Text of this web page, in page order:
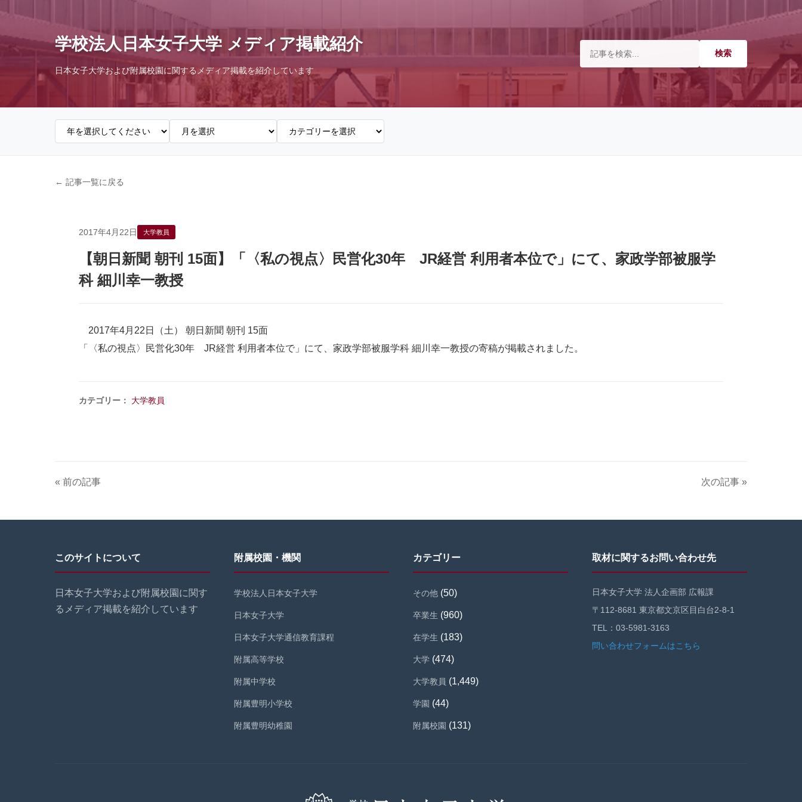
学校法人日本女子大学 メディア掲載紹介
日本女子大学および附属校園に関するメディア掲載を紹介しています
← 記事一覧に戻る
2017年4月22日 大学教員
【朝日新聞 朝刊 15面】「〈私の視点〉民営化30年 JR経営 利用者本位で」にて、家政学部被服学
科 細川幸一教授
2017年4月22日（土） 朝日新聞 朝刊 15面
「〈私の視点〉民営化30年 JR経営 利用者本位で」にて、家政学部被服学科 細川幸一教授の寄稿が掲載されました。
カテゴリー： 大学教員
« 前の記事 次の記事 »
このサイトについて
日本女子大学および附属校園に関す
るメディア掲載を紹介しています
附属校園・機関
学校法人日本女子大学
日本女子大学
日本女子大学通信教育課程
附属高等学校
附属中学校
附属豊明小学校
附属豊明幼稚園
カテゴリー
その他 (50)
卒業生 (960)
在学生 (183)
大学 (474)
大学教員 (1,449)
学園 (44)
附属校園 (131)
取材に関するお問い合わせ先
日本女子大学 法人企画部 広報課
〒112-8681 東京都文京区目白台2-8-1
TEL：03-5981-3163
問い合わせフォームはこちら